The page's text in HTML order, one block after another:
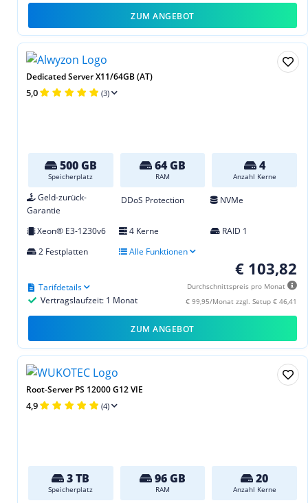
ZUM ANGEBOT
Dedicated Server X11/64GB (AT)
5,0 (3)
500 GB
Speicherplatz
64 GB
RAM
4
Anzahl Kerne
Geld-zurück-
Garantie
DDoS Protection NVMe
Xeon® E3-1230v6 4 Kerne
RAID 1
2 Festplatten
Alle Funktionen
€ 103,82
Durchschnittspreis pro Monat
€ 99,95/Monat zzgl. Setup € 46,41
Vertragslaufzeit: 1 Monat
Tarifdetails
ZUM ANGEBOT
Root-Server PS 12000 G12 VIE
4,9 (4)
3 TB
Speicherplatz
96 GB
RAM
20
Anzahl Kerne